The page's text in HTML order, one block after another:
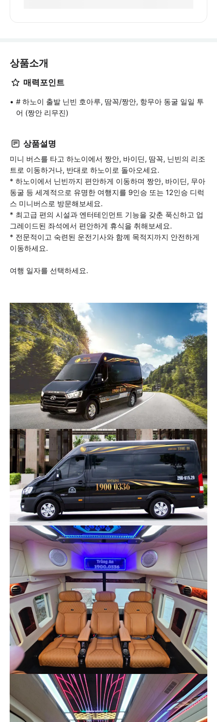
상품소개
매력포인트
# 하노이 출발 닌빈 호아루, 땀꼭/짱안, 항무아 동굴 일일 투
어 (짱안 리무진)
상품설명
미니 버스를 타고 하노이에서 짱안, 바이딘, 땀꼭, 닌빈의 리조
트로 이동하거나, 반대로 하노이로 돌아오세요.
* 하노이에서 닌빈까지 편안하게 이동하며 짱안, 바이딘, 무아
동굴 등 세계적으로 유명한 여행지를 9인승 또는 12인승 디럭
스 미니버스로 방문해보세요.
* 최고급 편의 시설과 엔터테인먼트 기능을 갖춘 푹신하고 업
그레이드된 좌석에서 편안하게 휴식을 취해보세요.
* 전문적이고 숙련된 운전기사와 함께 목적지까지 안전하게
이동하세요.
여행 일자를 선택하세요.